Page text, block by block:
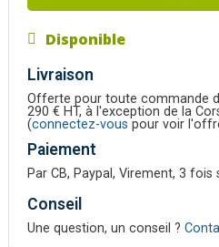
Disponible
Livraison
Offerte pour toute commande
290 € HT, à l'exception de la
(connectez-vous pour voir
Paiement
Par CB, Paypal, Virement, 3 fois
Conseil
Une question, un conseil ?